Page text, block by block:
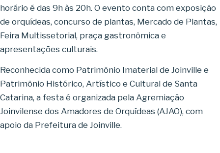
horário é das 9h às 20h. O evento conta com exposição
de orquídeas, concurso de plantas, Mercado de Plantas,
Feira Multissetorial, praça gastronômica e
apresentações culturais.
Reconhecida como Patrimônio Imaterial de Joinville e
Patrimônio Histórico, Artístico e Cultural de Santa
Catarina, a festa é organizada pela Agremiação
Joinvilense dos Amadores de Orquídeas (AJAO), com
apoio da Prefeitura de Joinville.